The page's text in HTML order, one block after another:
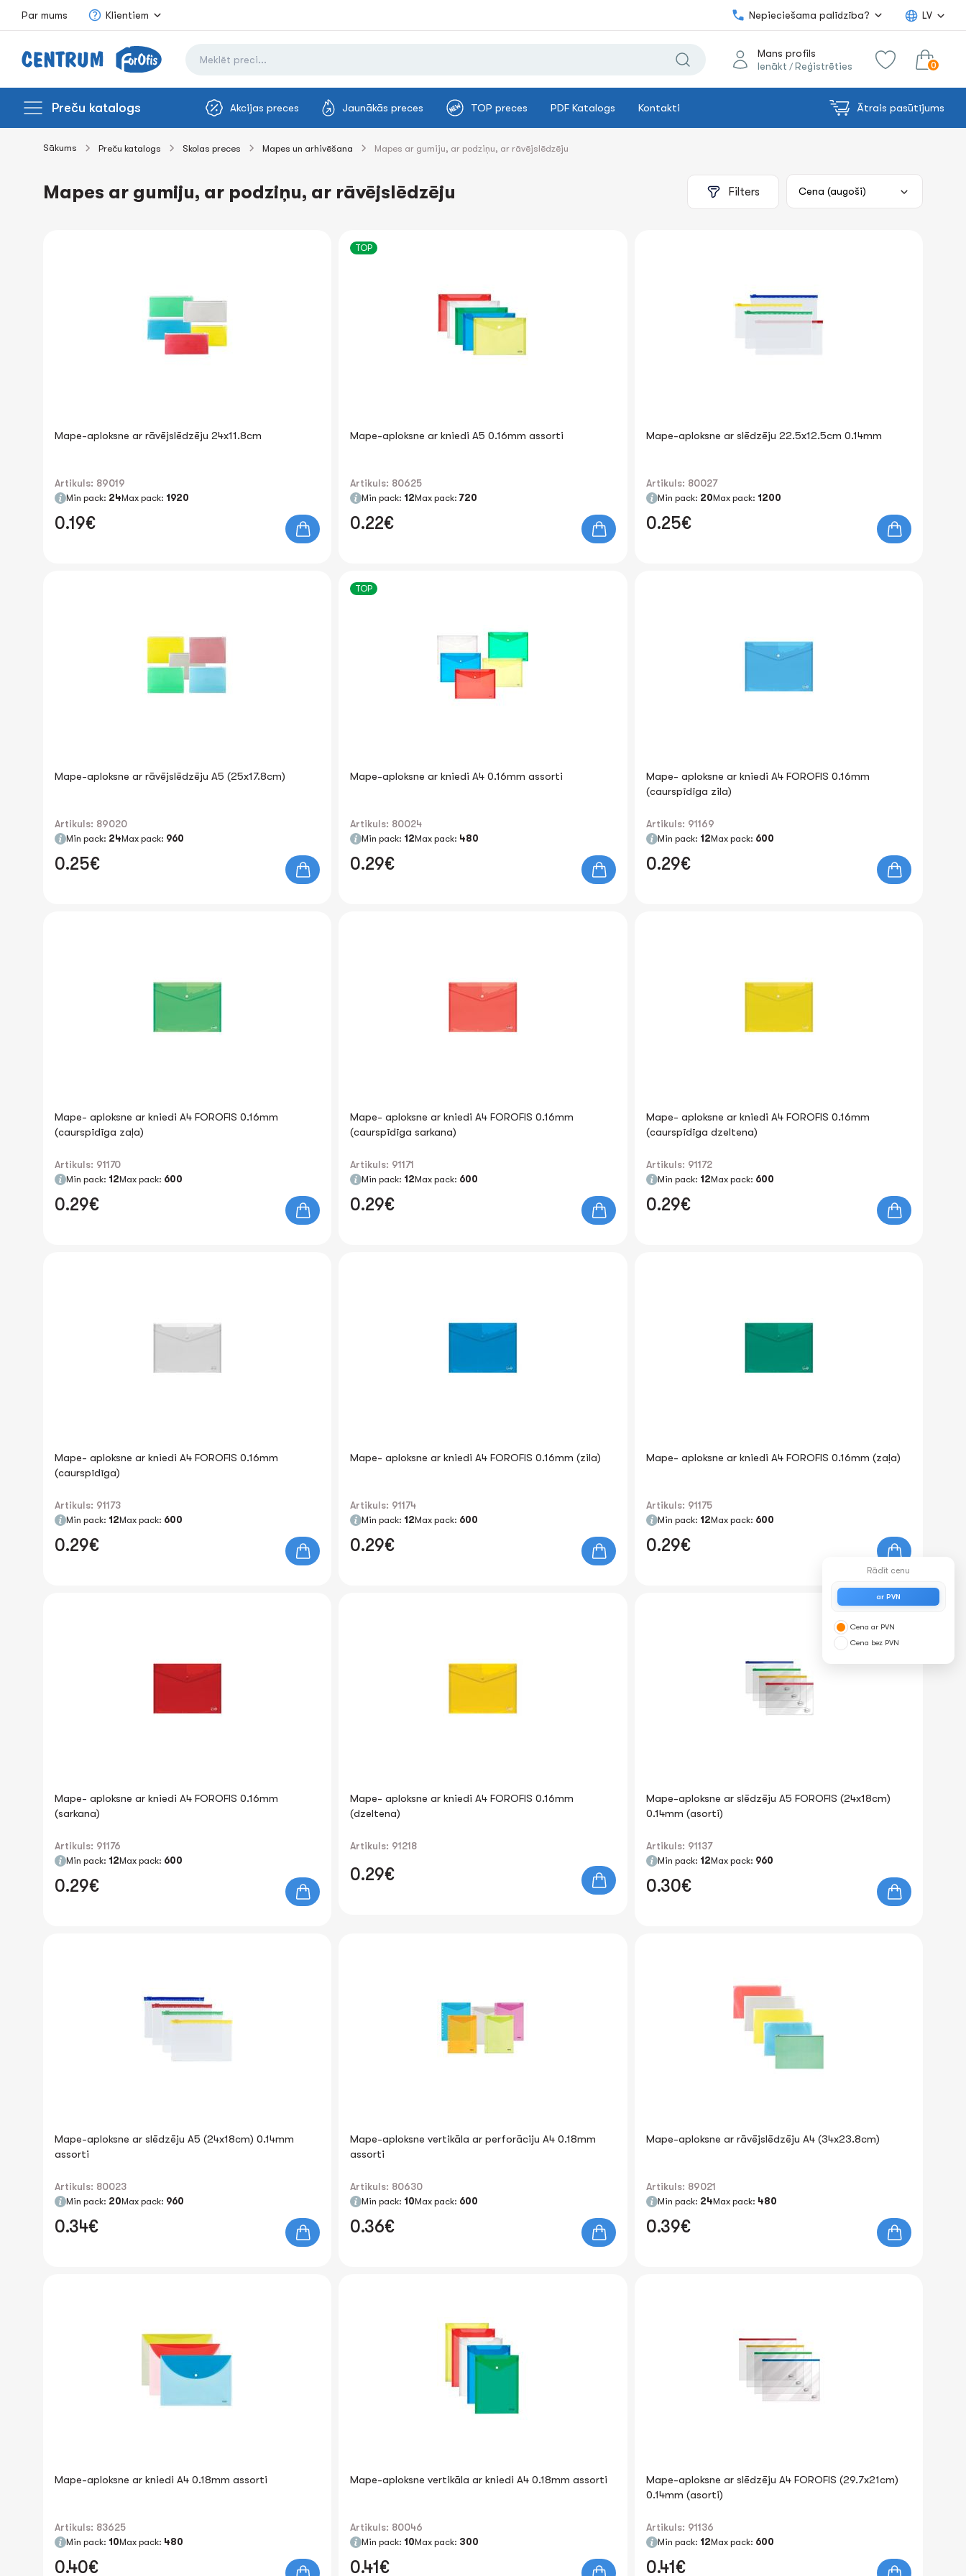
Par mums Klientiem Nepieciešama palīdzība? LV
Mans profils
Ienākt / Reģistrēties 0
Preču katalogs Akcijas preces Jaunākās preces TOP preces PDF Katalogs Kontakti Ātrais pasūtījums
Sākums Preču katalogs Skolas preces Mapes un arhivēšana Mapes ar gumiju, ar podziņu, ar rāvējslēdzēju
Mapes ar gumiju, ar podziņu, ar rāvējslēdzēju Filters
Mape-aploksne ar rāvējslēdzēju 24x11.8cm
Artikuls: 89019
Min pack: 24Max pack: 1920
0.19€
TOP
Mape-aploksne ar kniedi A5 0.16mm assorti
Artikuls: 80625
Min pack: 12Max pack:720
0.22€
Mape-aploksne ar slēdzēju 22.5x12.5cm 0.14mm
Artikuls: 80027
Min pack: 20Max pack: 1200
0.25€
Mape-aploksne ar rāvējslēdzēju A5 (25x17.8cm)
Artikuls: 89020
Min pack: 24Max pack: 960
0.25€
TOP
Mape-aploksne ar kniedi A4 0.16mm assorti
Artikuls: 80024
Min pack: 12Max pack: 480
0.29€
Mape- aploksne ar kniedi A4 FOROFIS 0.16mm
(caurspīdīga zila)
Artikuls: 91169
Min pack: 12Max pack: 600
0.29€
Mape- aploksne ar kniedi A4 FOROFIS 0.16mm
(caurspīdīga zaļa)
Artikuls: 91170
Min pack: 12Max pack: 600
0.29€
Mape- aploksne ar kniedi A4 FOROFIS 0.16mm
(caurspīdīga sarkana)
Artikuls: 91171
Min pack: 12Max pack: 600
0.29€
Mape- aploksne ar kniedi A4 FOROFIS 0.16mm
(caurspīdīga dzeltena)
Artikuls: 91172
Min pack: 12Max pack: 600
0.29€
Mape- aploksne ar kniedi A4 FOROFIS 0.16mm
(caurspīdīga)
Artikuls: 91173
Min pack: 12Max pack: 600
0.29€
Mape- aploksne ar kniedi A4 FOROFIS 0.16mm (zila)
Artikuls: 91174
Min pack: 12Max pack: 600
0.29€
Mape- aploksne ar kniedi A4 FOROFIS 0.16mm (zaļa)
Artikuls: 91175
Min pack: 12Max pack: 600
0.29€
Mape- aploksne ar kniedi A4 FOROFIS 0.16mm
(sarkana)
Artikuls: 91176
Min pack: 12Max pack: 600
0.29€
Mape- aploksne ar kniedi A4 FOROFIS 0.16mm
(dzeltena)
Artikuls: 91218
0.29€
Mape-aploksne ar slēdzēju A5 FOROFIS (24x18cm)
0.14mm (asorti)
Artikuls: 91137
Min pack: 12Max pack: 960
0.30€
Mape-aploksne ar slēdzēju A5 (24x18cm) 0.14mm
assorti
Artikuls: 80023
Min pack: 20Max pack: 960
0.34€
Mape-aploksne vertikāla ar perforāciju A4 0.18mm
assorti
Artikuls: 80630
Min pack: 10Max pack: 600
0.36€
Mape-aploksne ar rāvējslēdzēju A4 (34x23.8cm)
Artikuls: 89021
Min pack: 24Max pack: 480
0.39€
Mape-aploksne ar kniedi A4 0.18mm assorti
Artikuls: 83625
Min pack: 10Max pack: 480
0.40€
Mape-aploksne vertikāla ar kniedi A4 0.18mm assorti
Artikuls: 80046
Min pack: 10Max pack: 300
0.41€
Mape-aploksne ar slēdzēju A4 FOROFIS (29.7x21cm)
0.14mm (asorti)
Artikuls: 91136
Min pack: 12Max pack: 600
0.41€
Rādīt cenu
ar PVN
Cena ar PVN
Cena bez PVN